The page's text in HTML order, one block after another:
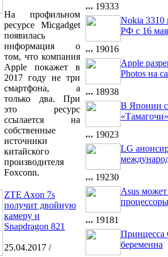
На профильном
ресурсе Micgadget
появилась
информация о
том, что компания
Apple покажет в
2017 году не три
смартфона, а
только два. При
это ресурс
ссылается на
собственные
источники
китайского
производителя
Foxconn.
ZTE Axon 7s
получит двойную
камеру и
Snapdragon 821
25.04.2017 /
19333
Nokia 3310
РФ с 16 мая
19016
Apple
Photos на
18938
В Японии
«Тамагочи»
19023
LG
19230
Asus
19181
Принцесса
беременна